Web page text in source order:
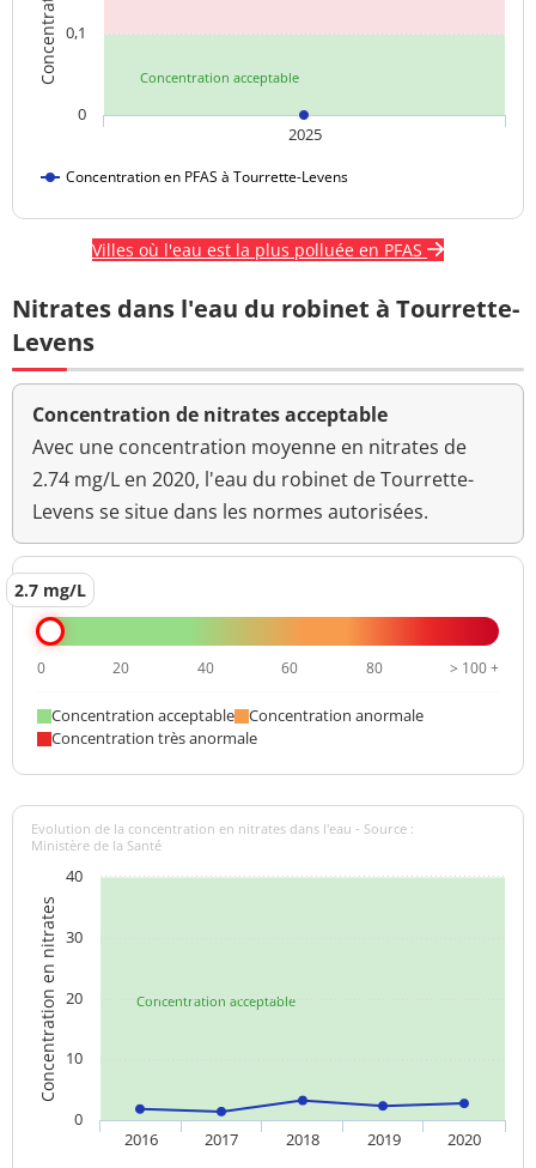
Concentration acceptable
Concentration en PFAS à Tourrette-Levens
2025
0
0,1
Villes où l'eau est la plus polluée en PFAS
Nitrates dans l'eau du robinet à Tourrette-
Levens
Concentration de nitrates acceptable
Avec une concentration moyenne en nitrates de
2.74 mg/L en 2020, l'eau du robinet de Tourrette-
Levens se situe dans les normes autorisées.
2.7 mg/L
0 20 40 60 80 > 100 +
Concentration acceptable
Concentration anormale
Concentration très anormale
Concentration acceptable
Concentration en nitrates
Evolution de la concentration en nitrates dans l'eau - Source :
Ministère de la Santé
2016 2017 2018 2019 2020
0
10
20
30
40